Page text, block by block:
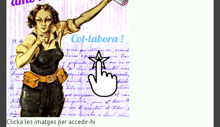
Clicka les imatges per accedir-hi